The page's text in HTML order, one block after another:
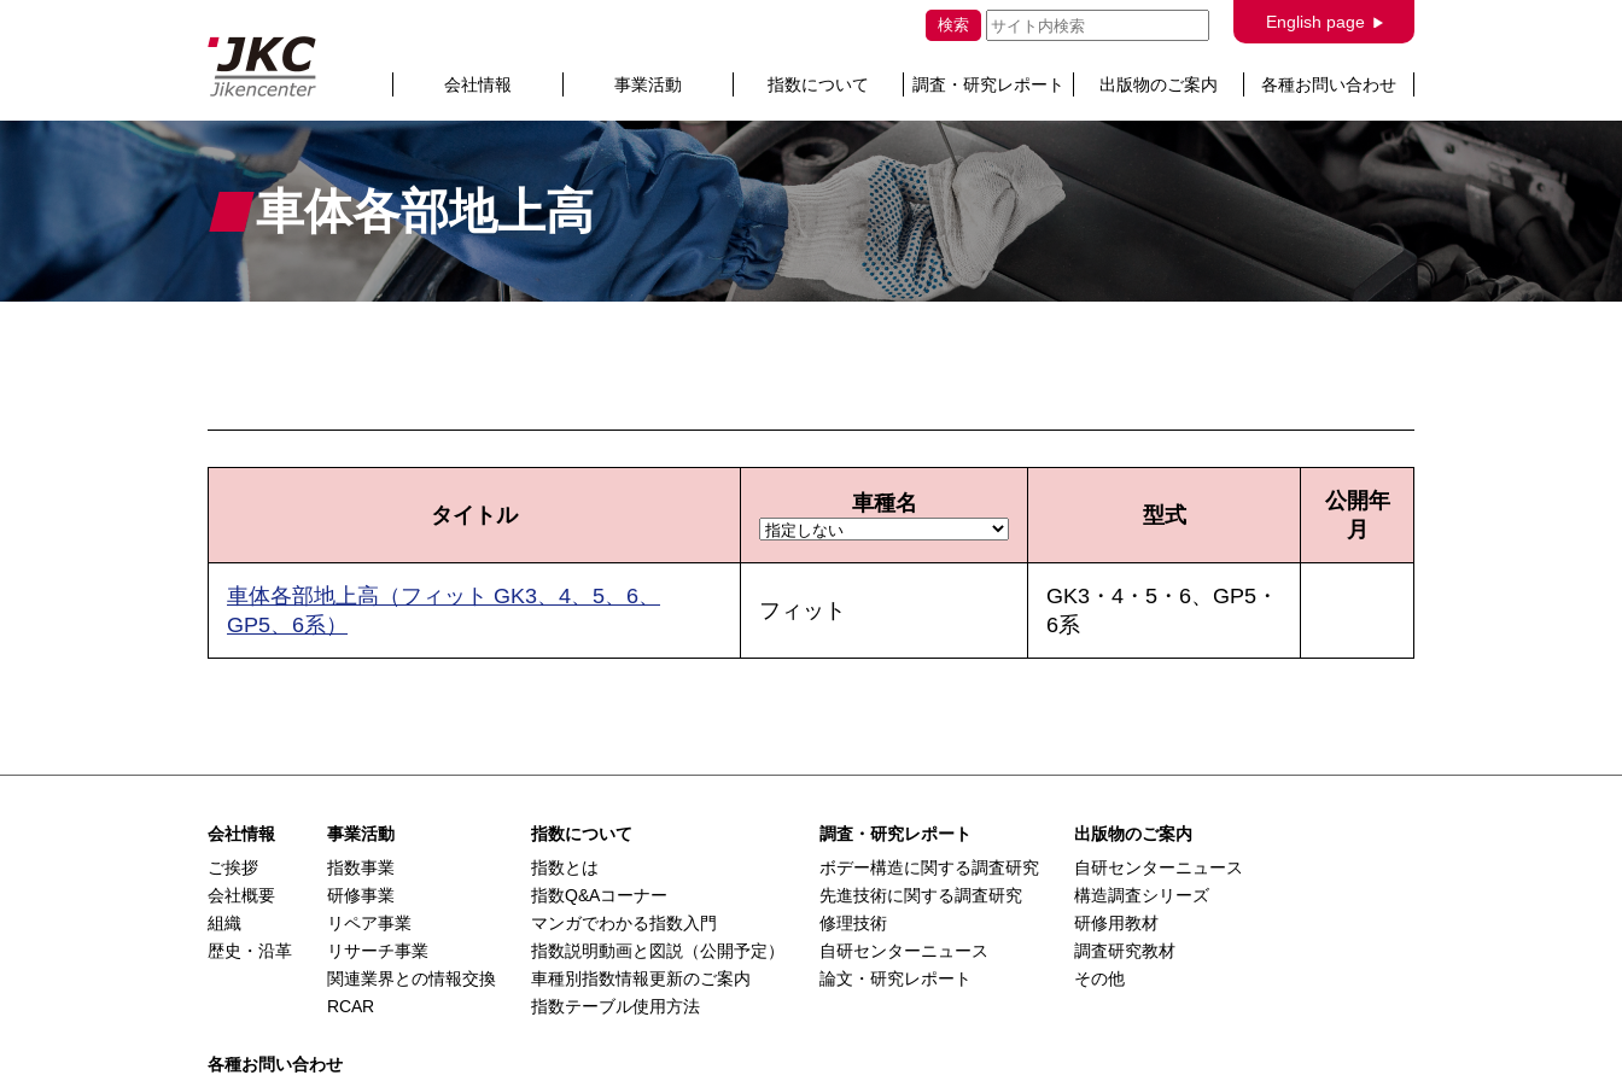
English page
会社情報 事業活動 指数について 調査・研究レポート 出版物のご案内 各種お問い合わせ
検索
車体各部地上高
タイトル 車種名 型式
公開年
月
車体各部地上高（フィット GK3、4、5、6、
GP5、6系）
フィット
GK3・4・5・6、GP5・
6系
会社情報
ご挨拶
会社概要
組織
歴史・沿革
事業活動
指数事業
研修事業
リペア事業
リサーチ事業
関連業界との情報交換
RCAR
指数について
指数とは
指数Q&Aコーナー
マンガでわかる指数入門
指数説明動画と図説（公開予定）
車種別指数情報更新のご案内
指数テーブル使用方法
調査・研究レポート
ボデー構造に関する調査研究
先進技術に関する調査研究
修理技術
自研センターニュース
論文・研究レポート
出版物のご案内
自研センターニュース
構造調査シリーズ
研修用教材
調査研究教材
その他
各種お問い合わせ